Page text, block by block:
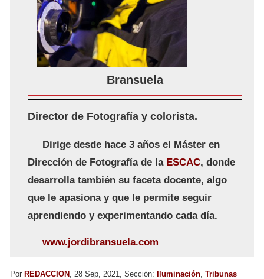
Bransuela
Director de Fotografía y colorista.
Dirige desde hace 3 años el Máster en
Dirección de Fotografía de la ESCAC, donde
desarrolla también su faceta docente, algo
que le apasiona y que le permite seguir
aprendiendo y experimentando cada día.
www.jordibransuela.com
Por REDACCION , 28 Sep, 2021, Sección: Iluminación Tribunas